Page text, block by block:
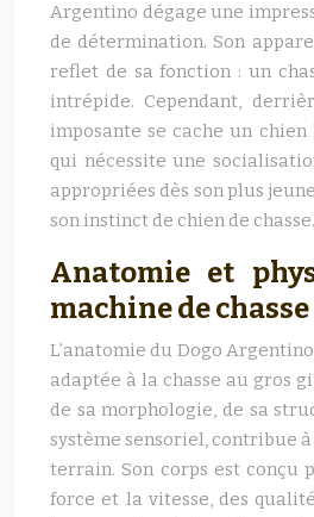
Argentino dégage une
de détermination. Son
reflet de sa fonction : un
intrépide. Cependant,
imposante se cache un
qui nécessite une
appropriées dès son plus
son instinct de chien de chasse.
Anatomie et
machine de chasse
L’anatomie du Dogo
adaptée à la chasse au gros
de sa morphologie, de sa
système sensoriel, contribue
terrain. Son corps est conçu
force et la vitesse, des